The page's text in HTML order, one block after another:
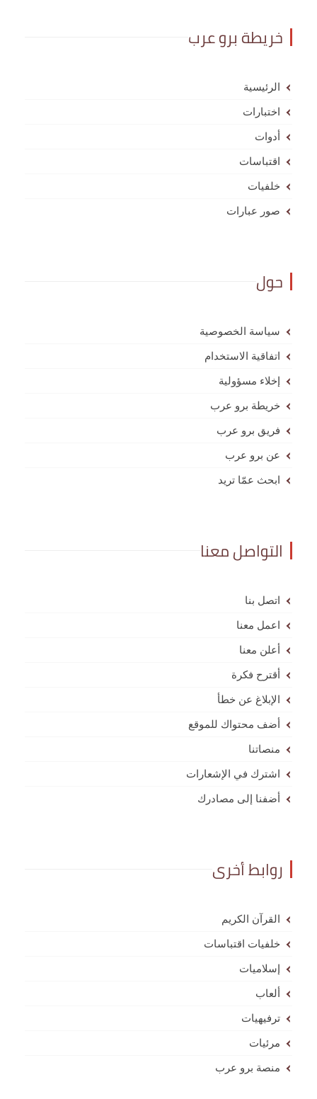
خريطة برو عرب
الرئيسية
اختبارات
أدوات
اقتباسات
خلفيات
صور عبارات
حول
سياسة الخصوصية
اتفاقية الاستخدام
إخلاء مسؤولية
خريطة برو عرب
فريق برو عرب
عن برو عرب
ابحث عمّا تريد
التواصل معنا
اتصل بنا
اعمل معنا
أعلن معنا
أقترح فكرة
الإبلاغ عن خطأ
أضف محتواك للموقع
منصاتنا
اشترك في الإشعارات
أضفنا إلى مصادرك
روابط أخرى
القرآن الكريم
خلفيات اقتباسات
إسلاميات
ألعاب
ترفيهيات
مرئيات
منصة برو عرب